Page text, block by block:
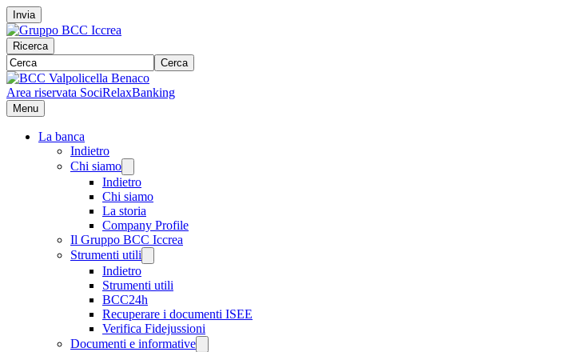
Invia
Ricerca
Cerca
Area riservata SociRelaxBanking
Menu
La banca
Indietro
Chi siamo
Indietro
Chi siamo
La storia
Company Profile
Il Gruppo BCC Iccrea
Strumenti utili
Indietro
Strumenti utili
BCC24h
Recuperare i documenti ISEE
Verifica Fidejussioni
Documenti e informative